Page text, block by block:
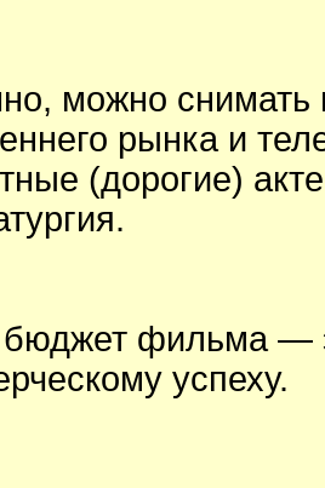
можно
рынка и
(дорогие)
фильма —
успеху.